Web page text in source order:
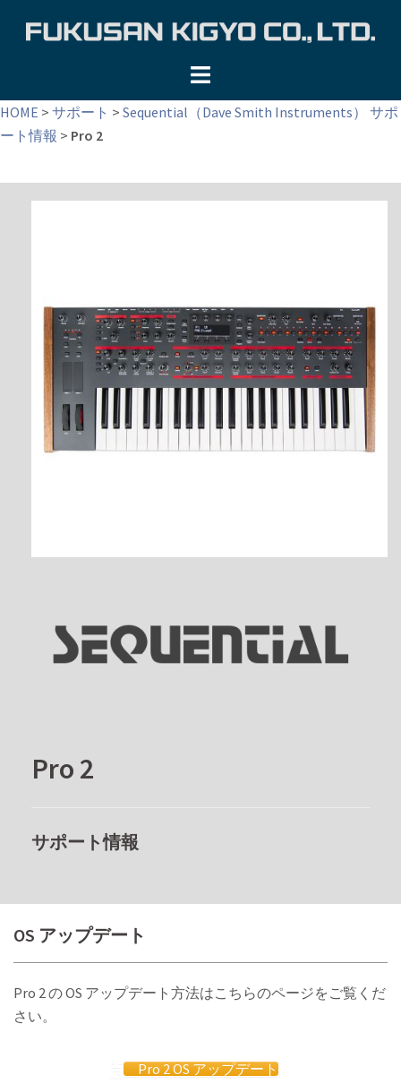
ツ
HOME > サポート > Sequential（Dave Smith Instruments） サポ
ート情報 > Pro 2
Pro 2
サポート情報
OS アップデート
Pro 2 の OS アップデート方法はこちらのページをご覧くだ
さい。
Pro 2 OS アップデート